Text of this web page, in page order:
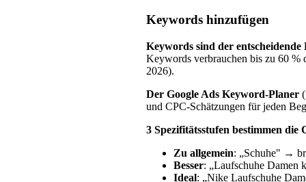
Keywords hinzufügen
Keywords sind der
Keywords verbrauchen bis zu 60
2026).
Der Google Ads Keyword-Planer
und CPC-Schätzungen für jeden
3 Spezifitätsstufen bestimmen die
Zu allgemein: „Schuhe" →
Besser: „Laufschuhe Damen
Ideal: „Nike Laufschuhe